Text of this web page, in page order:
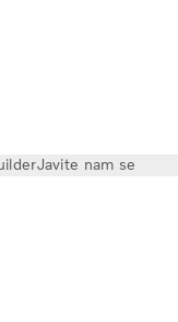
Javite nam se